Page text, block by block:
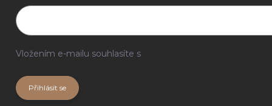
Vložením e-mailu souhlasíte s
Přihlásit se